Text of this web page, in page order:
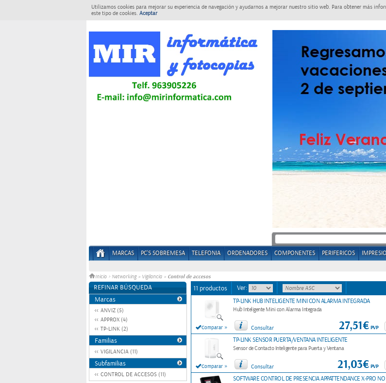
Utilizamos cookies para mejorar su experiencia de navegación y ayudarnos a mejorar nuestro sitio web. Para obtener más
este tipo de cookies. Aceptar
MARCAS PC'S SOBREMESA TELEFONIA ORDENADORES COMPONENTES PERIFERICOS
Inicio > Networking» Vigilancia » Control de accesos
REFINAR BÚSQUEDA
Marcas
ANVIZ (5)
APPROX (4)
TP-LINK (2)
Familias
VIGILANCIA (11)
Subfamilias
CONTROL DE ACCESOS (11)
11 productos Ver:
Comparar »
TP-LINK HUB INTELIGENTE MINI CON ALARMA INTEGRADA
Hub Inteligente Mini con Alarma Integrada
Consultar 27,51€PVP
Comparar »
TP-LINK SENSOR PUERTA/VENTANA INTELIGENTE
Sensor de Contacto Inteligente para Puerta y Ventana
Consultar 21,03€PVP
SOFTWARE CONTROL DE PRESENCIA APPATTENDANCE X-PRO